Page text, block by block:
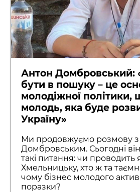
Антон Домбровський:
бути в пошуку – це
молодіжної політики,
молодь, яка буде
Україну»
Ми продовжуємо розмову
Домбровським. Сьогодні він
такі питання: чи проводить
Хмельницьку, хто ж та
чому бізнес молодого
поразки?